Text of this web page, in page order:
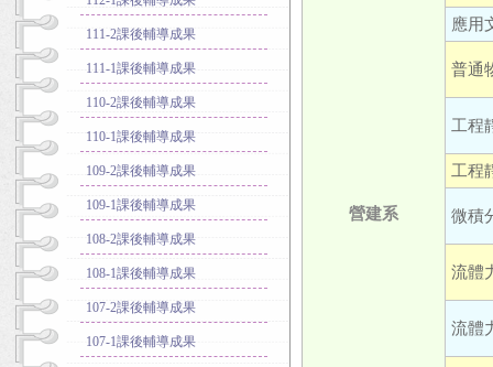
111-2課後輔導成果
111-1課後輔導成果
110-2課後輔導成果
110-1課後輔導成果
109-2課後輔導成果
109-1課後輔導成果
108-2課後輔導成果
108-1課後輔導成果
107-2課後輔導成果
107-1課後輔導成果
營建系
應用
普通
工程
工程
微積
流體
流體